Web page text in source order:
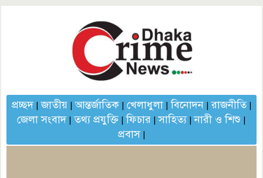
প্রচ্ছদ|জাতীয়|আন্তর্জাতিক| খেলাধুলা|বিনোদন|রাজনীতি|
জেলা সংবাদ|তথ্য প্রযুক্তি |ফিচার |সাহিত্য|নারী ও শিশু |
প্রবাস|